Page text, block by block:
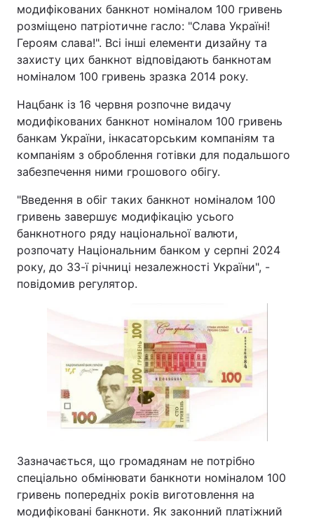
модифікованих банкнот номіналом 100 гривень
розміщено патріотичне гасло: "Слава Україні!
Героям слава!". Всі інші елементи дизайну та
захисту цих банкнот відповідають банкнотам
номіналом 100 гривень зразка 2014 року.
Нацбанк із 16 червня розпочне видачу
модифікованих банкнот номіналом 100 гривень
банкам України, інкасаторським компаніям та
компаніям з оброблення готівки для подальшого
забезпечення ними грошового обігу.
"Введення в обіг таких банкнот номіналом 100
гривень завершує модифікацію усього
банкнотного ряду національної валюти,
розпочату Національним банком у серпні 2024
року, до 33-ї річниці незалежності України", -
повідомив регулятор.
Зазначається, що громадянам не потрібно
спеціально обмінювати банкноти номіналом 100
гривень попередніх років виготовлення на
модифіковані банкноти. Як законний платіжний